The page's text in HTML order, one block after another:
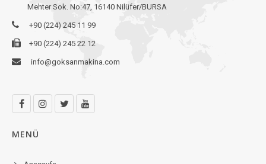
Mehter Sok. No:47, 16140 Nilüfer/BURSA
+90 (224) 245 11 99
+90 (224) 245 22 12
info@goksanmakina.com
MENÜ